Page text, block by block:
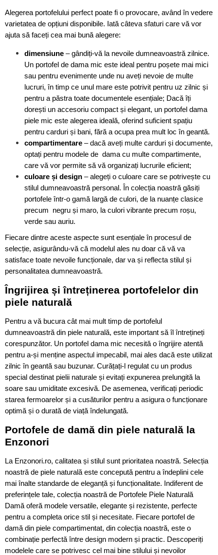
Alegerea portofelului perfect poate fi o provocare, având în vedere
varietatea de opțiuni disponibile. Iată câteva sfaturi care vă vor
ajuta să faceți cea mai bună alegere:
dimensiune – gândiți-vă la nevoile dumneavoastră zilnice.
Un portofel de dama mic este ideal pentru poșete mai mici
sau pentru evenimente unde nu aveți nevoie de multe
lucruri, în timp ce unul mare este potrivit pentru uz zilnic și
pentru a păstra toate documentele esențiale; Dacă îți
dorești un accesoriu compact și elegant, un portofel dama
piele mic este alegerea ideală, oferind suficient spațiu
pentru carduri și bani, fără a ocupa prea mult loc în geantă.
compartimentare – dacă aveți multe carduri și documente,
optați pentru modele de dama cu multe compartimente,
care vă vor permite să vă organizați lucrurile eficient;
culoare și design – alegeți o culoare care se potrivește cu
stilul dumneavoastră personal. În colecția noastră găsiți
portofele într-o gamă largă de culori, de la nuanțe clasice
precum negru și maro, la culori vibrante precum roșu,
verde sau auriu.
Fiecare dintre aceste aspecte sunt esențiale în procesul de
selecție, asigurându-vă că modelul ales nu doar că vă va
satisface toate nevoile funcționale, dar va și reflecta stilul și
personalitatea dumneavoastră.
Îngrijirea și întreținerea portofelelor din
piele naturală
Pentru a vă bucura cât mai mult timp de portofelul
dumneavoastră din piele naturală, este important să îl întrețineți
corespunzător. Un portofel dama mic necesită o îngrijire atentă
pentru a-și menține aspectul impecabil, mai ales dacă este utilizat
zilnic în geantă sau buzunar. Curățați-l regulat cu un produs
special destinat pielii naturale și evitați expunerea prelungită la
soare sau umiditate excesivă. De asemenea, verificați periodic
starea fermoarelor și a cusăturilor pentru a asigura o funcționare
optimă și o durată de viață îndelungată.
Portofele de damă din piele naturală la
Enzonori
La Enzonori.ro, calitatea și stilul sunt prioritatea noastră. Selecția
noastră de piele naturală este concepută pentru a îndeplini cele
mai înalte standarde de eleganță și funcționalitate. Indiferent de
preferințele tale, colecția noastră de Portofele Piele Naturală
Damă oferă modele versatile, elegante și rezistente, perfecte
pentru a completa orice stil și necesitate. Fiecare portofel de
damă din piele compartimentat, din colecția noastră, este o
combinație perfectă între design modern și practic. Descoperiți
modelele care se potrivesc cel mai bine stilului și nevoilor